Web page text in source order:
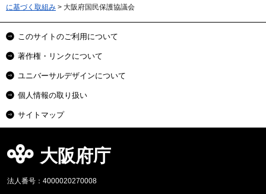
に基づく取組み > 大阪府国民保護協議会
このサイトのご利用について
著作権・リンクについて
ユニバーサルデザインについて
個人情報の取り扱い
サイトマップ
大阪府庁
法人番号：4000020270008